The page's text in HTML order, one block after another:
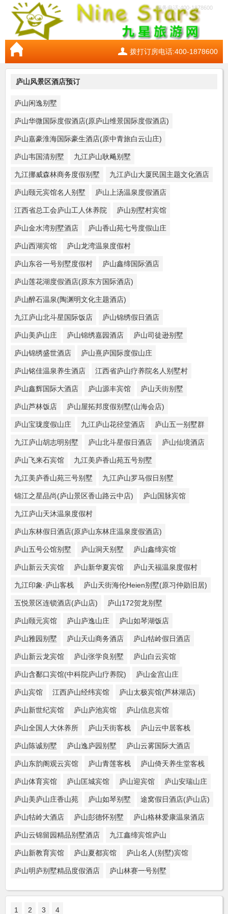
服务电话:400-1878600
拨打订房电话:400-1878600
庐山风景区酒店预订
庐山闲逸别墅
庐山华微国际度假酒店(原庐山维景国际度假酒店)
庐山嘉豪淮海国际豪生酒店(原中青旅白云山庄)
庐山韦国清别墅 九江庐山耿飚别墅
九江挪威森林商务度假别墅 九江庐山大厦民国主题文化酒店
庐山颐元宾馆名人别墅 庐山上汤温泉度假酒店
江西省总工会庐山工人休养院 庐山别墅村宾馆
庐山金水湾别墅酒店 庐山香山苑七号度假山庄
庐山西湖宾馆 庐山龙湾温泉度假村
庐山东谷一号别墅度假村 庐山鑫缔国际酒店
庐山莲花湖度假酒店(原东方国际酒店)
庐山醉石温泉(陶渊明文化主题酒店)
九江庐山北斗星国际饭店 庐山锦绣假日酒店
庐山美庐山庄 庐山锦绣嘉园酒店 庐山司徒逊别墅
庐山锦绣盛世酒店 庐山熹庐国际度假山庄
庐山铭佳温泉养生酒店 江西省庐山疗养院名人别墅村
庐山鑫辉国际大酒店 庐山源丰宾馆 庐山天街别墅
庐山芦林饭店 庐山屋拓邦度假别墅(山海会店)
庐山宝珑度假山庄 九江庐山花径堂酒店 庐山五一别墅群
九江庐山胡志明别墅 庐山北斗星假日酒店 庐山仙境酒店
庐山飞来石宾馆 九江美庐香山苑五号别墅
九江美庐香山苑三号别墅 九江庐山罗马假日别墅
锦江之星品尚(庐山景区香山路云中店) 庐山国脉宾馆
九江庐山天沐温泉度假村
庐山东林假日酒店(原庐山东林庄温泉度假酒店)
庐山五号公馆别墅 庐山洞天别墅 庐山鑫缔宾馆
庐山新云天宾馆 庐山新华夏宾馆 庐山天福温泉度假村
九江印象·庐山客栈 庐山天街海伦Heien别墅(原习仲勋旧居)
五悦景区连锁酒店(庐山店) 庐山172贺龙别墅
庐山颐元宾馆 庐山庐逸山庄 庐山如琴湖饭店
庐山雅园别墅 庐山天山商务酒店 庐山牯岭假日酒店
庐山新云龙宾馆 庐山张学良别墅 庐山白云宾馆
庐山含鄱口宾馆(中科院庐山疗养院) 庐山金宫山庄
庐山宾馆 江西庐山经纬宾馆 庐山太极宾馆(芦林湖店)
庐山新世纪宾馆 庐山庐池宾馆 庐山信息宾馆
庐山全国人大休养所 庐山天街客栈 庐山云中居客栈
庐山陈诚别墅 庐山逸庐园别墅 庐山云雾国际大酒店
庐山东韵阁观云宾馆 庐山青莲客栈 庐山倚天养生堂客栈
庐山体育宾馆 庐山匡城宾馆 庐山迎宾馆 庐山安瑞山庄
庐山美庐山庄香山苑 庐山如琴别墅 途窝假日酒店(庐山店)
庐山牯岭大酒店 庐山彭德怀别墅 庐山格林爱康温泉酒店
庐山云锦留园精品别墅酒店 九江鑫缔宾馆庐山
庐山新教育宾馆 庐山夏都宾馆 庐山名人(别墅)宾馆
庐山明庐别墅精品度假酒店 庐山林赛一号别墅
1 2 3 4